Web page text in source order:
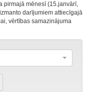
pirmajā mēnesī (15.janvārī,
darījumiem attiecīgajā
vērtības samazinājuma